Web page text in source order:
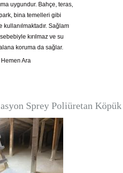
uygundur. Bahçe, teras,
bina temelleri gibi
Sağlam
kırılmaz ve su
alana koruma da sağlar.
Ara
Sprey Poliüretan Köpük